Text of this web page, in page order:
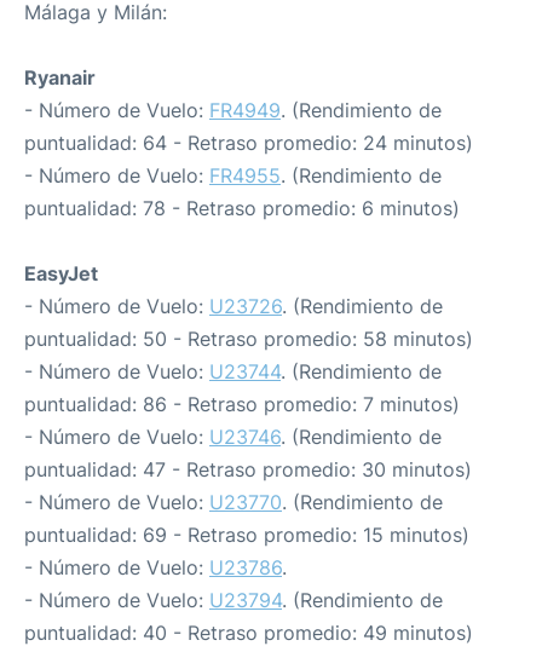
Málaga y Milán:
Ryanair
- Número de Vuelo: FR4949. (Rendimiento de
puntualidad: 64 - Retraso promedio: 24 minutos)
- Número de Vuelo: FR4955. (Rendimiento de
puntualidad: 78 - Retraso promedio: 6 minutos)
EasyJet
- Número de Vuelo: U23726. (Rendimiento de
puntualidad: 50 - Retraso promedio: 58 minutos)
- Número de Vuelo: U23744. (Rendimiento de
puntualidad: 86 - Retraso promedio: 7 minutos)
- Número de Vuelo: U23746. (Rendimiento de
puntualidad: 47 - Retraso promedio: 30 minutos)
- Número de Vuelo: U23770. (Rendimiento de
puntualidad: 69 - Retraso promedio: 15 minutos)
- Número de Vuelo: U23786.
- Número de Vuelo: U23794. (Rendimiento de
puntualidad: 40 - Retraso promedio: 49 minutos)